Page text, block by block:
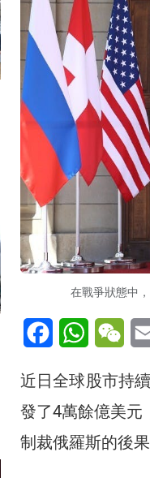
在戰爭狀態中
FacebookWhatsApp
近日全球股市持
發了4萬餘億美元
制裁俄羅斯的後